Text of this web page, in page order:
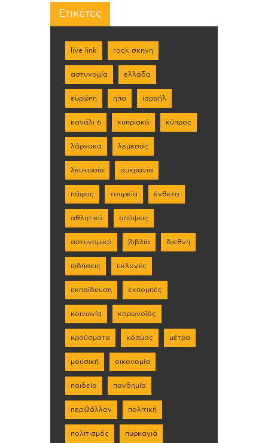
Ετικέτες
live link rock σκηνη
αστυνομία ελλάδα
ευρώπη ηπα ισραήλ
κανάλι 6 κυπριακό κύπρος
λάρνακα λεμεσός
λευκωσία ουκρανία
πάφος τουρκία ένθετα
αθλητικά απόψεις
αστυνομικά βιβλίο διεθνή
ειδήσεις εκλογές
εκπαίδευση εκπομπές
κοινωνία κορωνοϊός
κρούσματα κόσμος μέτρα
μουσική οικονομία
παιδεία πανδημία
περιβάλλον πολιτική
πολιτισμός πυρκαγιά